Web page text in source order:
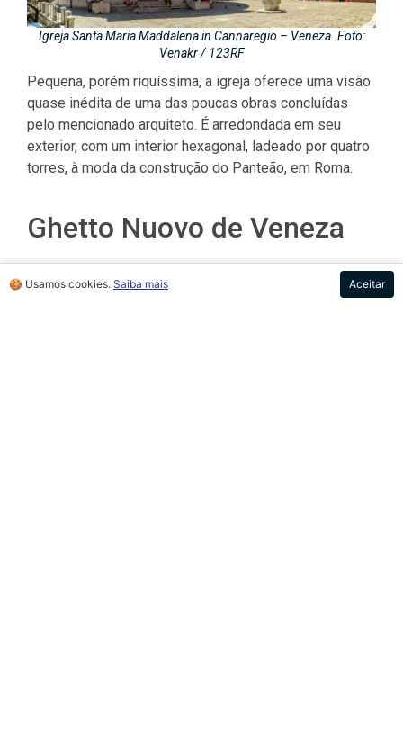
🍪 Usamos cookies. Saiba mais Aceitar
IgrejaSanta Maria Maddalena in Cannaregio – Veneza. Foto:
Venakr / 123RF
Pequena, porém riquíssima, a igreja oferece uma visão
quase inédita de uma das poucas obras concluídas
pelo mencionado arquiteto. É arredondada em seu
exterior, com um interior hexagonal, ladeado por quatro
torres, à moda da construção do Panteão, em Roma.
Ghetto Nuovo de Veneza
Cercada de história, Veneza possui relatos incríveis
sobre várias de suas ocupações humanas. Uma delas